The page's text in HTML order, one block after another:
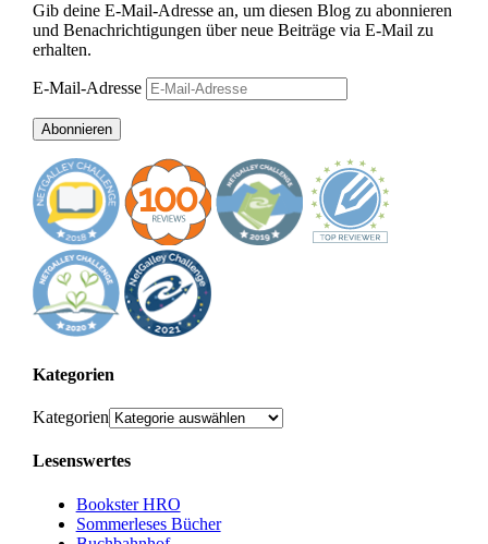
Gib deine E-Mail-Adresse an, um diesen Blog zu abonnieren
und Benachrichtigungen über neue Beiträge via E-Mail zu
erhalten.
E-Mail-Adresse
Abonnieren
Kategorien
Kategorien
Lesenswertes
Bookster HRO
Sommerleses Bücher